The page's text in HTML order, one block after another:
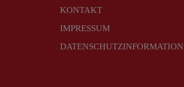
KONTAKT
IMPRESSUM
DATENSCHUTZINFORMATION